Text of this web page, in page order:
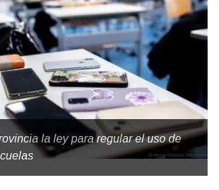
la ley para regular el uso de